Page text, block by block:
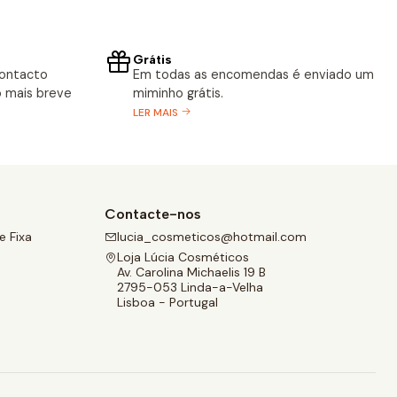
mais breve
Grátis
Em todas as encomendas é enviado um
miminho grátis.
LER MAIS
Fixa
Contacte-nos
lucia_cosmeticos@hotmail.com
Loja Lúcia Cosméticos
Av. Carolina Michaelis 19 B
2795-053 Linda-a-Velha
Lisboa - Portugal